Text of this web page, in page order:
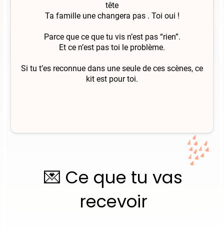
tête
Ta famille une changera pas . Toi oui !
Parce que ce que tu vis n’est pas “rien”.
Et ce n’est pas toi le problème.
Si tu t’es reconnue dans une seule de ces scènes, ce
kit est pour toi.
💌 Ce que tu vas
recevoir